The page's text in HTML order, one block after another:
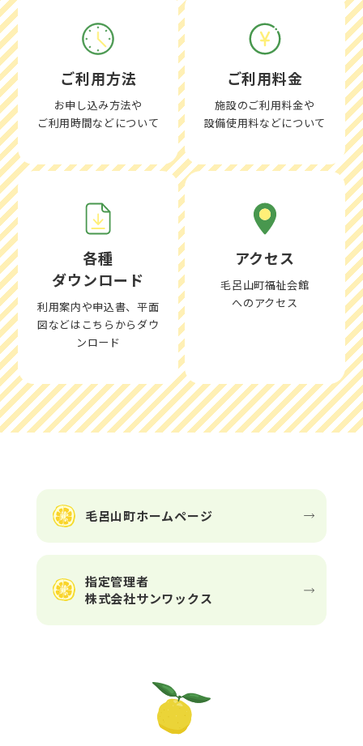
ご利用方法
お申し込み方法や
ご利用時間などについて
ご利用料金
施設のご利用料金や
設備使用料などについて
各種
ダウンロード
利用案内や申込書、平面
図などはこちらからダウ
ンロード
アクセス
毛呂山町福祉会館
へのアクセス
毛呂山町ホームページ
指定管理者
株式会社サンワックス